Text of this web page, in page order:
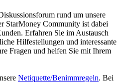
rund um unsere
StarMoney Community ist dabei
Erfahren Sie im Austausch
Hilfestellungen und interessante
Fragen und helfen Sie mit Ihrem
Netiquette/Benimmregeln. Bei